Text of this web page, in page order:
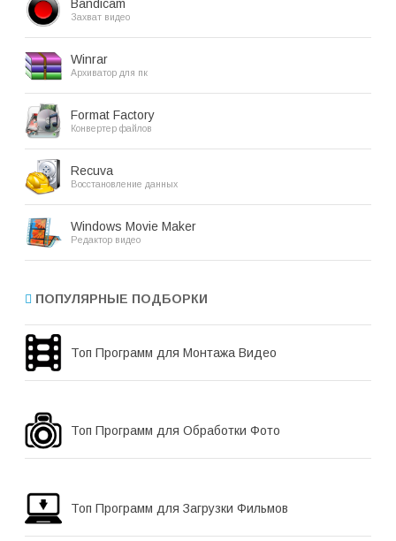
Bandicam
Захват видео
Winrar
Архиватор для пк
Format Factory
Конвертер файлов
Recuva
Восстановление данных
Windows Movie Maker
Редактор видео
ПОПУЛЯРНЫЕ ПОДБОРКИ
Топ Программ для Монтажа Видео
Топ Программ для Обработки Фото
Топ Программ для Загрузки Фильмов